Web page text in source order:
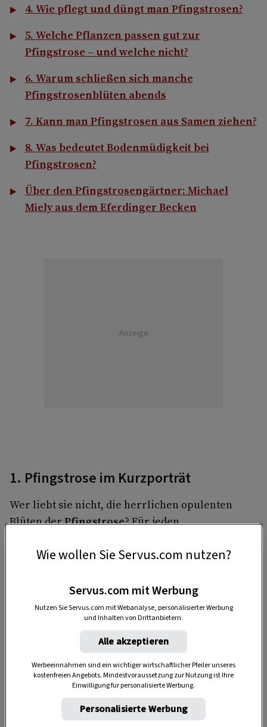
4. Wie pflegt und düngt man Pfingstrosen?
5. Welche Pflanzen passen gut zur
Pfingstrose – und welche nicht?
6. Warum schließen sich manche
Pfingstrosenblüten abends
7. Kann man Pfingstrosen aus Samen ziehen?
8. Was bedeutet Bodenmüdigkeit bei
Pfingstrosen?
Über den Pfingstrosengärtner: Michael
Miely aus dem Eferdinger Becken
Anzeige
1. Pfingstrose im Kurzporträt
Wer liebt sie nicht, die herrlichen opulenten
Blüten derPfingstrose? Für jeden
tausende Sorten, die inStrauch- und
Wie wollen Sie Servus.com nutzen?
Servus.com mit Werbung
Nutzen Sie Servus.com mit Webanalyse, personalisierter Werbung
und Inhalten von Drittanbietern.
Alle akzeptieren
Werbeeinnahmen sind ein wichtiger wirtschaftlicher Pfeiler unseres
kostenfreien Angebots. Mindestvoraussetzung zur Nutzung ist Ihre
Einwilligung für personalisierte Werbung.
Personalisierte Werbung